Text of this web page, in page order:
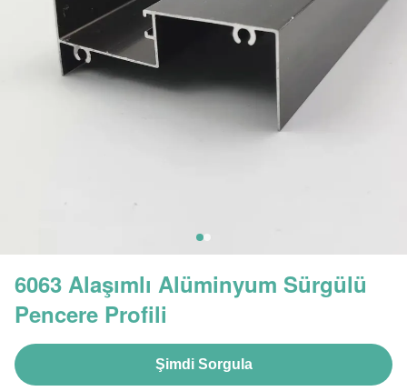
6063 Alaşımlı Alüminyum Sürgülü
Pencere Profili
Şimdi Sorgula